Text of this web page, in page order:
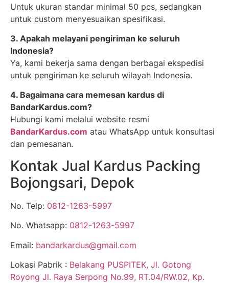
Untuk ukuran standar minimal 50 pcs, sedangkan
untuk custom menyesuaikan spesifikasi.
3. Apakah melayani pengiriman ke seluruh
Indonesia?
Ya, kami bekerja sama dengan berbagai ekspedisi
untuk pengiriman ke seluruh wilayah Indonesia.
4. Bagaimana cara memesan kardus di
BandarKardus.com?
Hubungi kami melalui website resmi
BandarKardus.com atau WhatsApp untuk konsultasi
dan pemesanan.
Kontak Jual Kardus Packing
Bojongsari, Depok
No. Telp: 0812-1263-5997
No. Whatsapp: 0812-1263-5997
Email: bandarkardus@gmail.com
Lokasi Pabrik : Belakang PUSPITEK, Jl. Gotong
Royong Jl. Raya Serpong No.99, RT.04/RW.02, Kp.